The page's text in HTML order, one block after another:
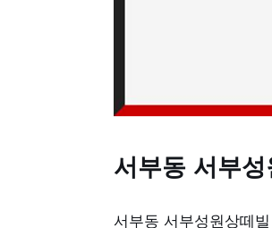
서부동 서부
서부동 서부성원상떼